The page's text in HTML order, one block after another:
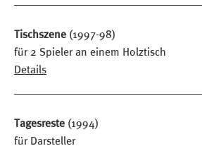
Tischszene (1997-98)
für 2 Spieler an einem Holztisch
Details
Tagesreste (1994)
für Darsteller